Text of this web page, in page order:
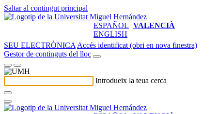
Saltar al contingut principal
ESPAÑOL VALENCIÀ
ENGLISH
SEU ELECTRÒNICA Accés identificat (obri en nova finestra)
Gestor de continguts del lloc
Introdueix la teua cerca